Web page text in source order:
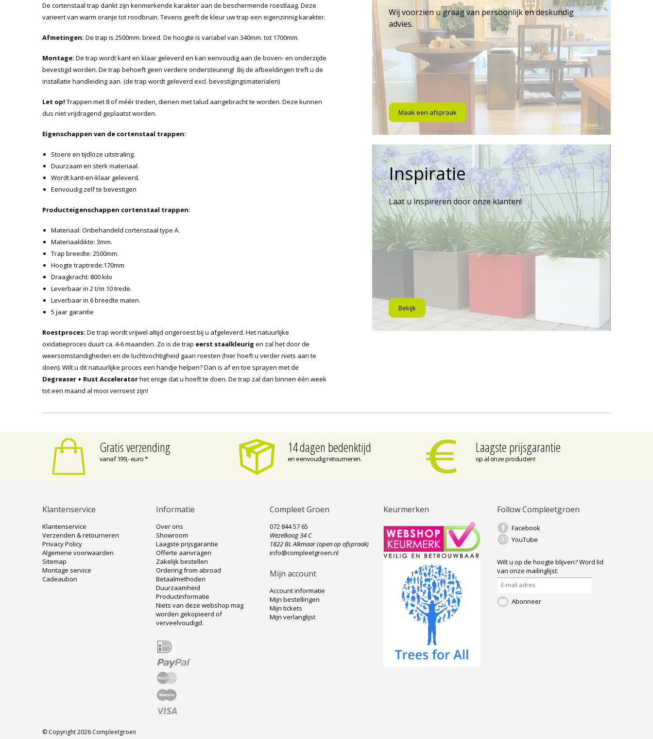
De cortenstaal trap dankt zijn kenmerkende karakter aan de beschermende roestlaag. Deze
varieert van warm oranje tot roodbruin. Tevens geeft de kleur uw trap een eigenzinnig karakter.
Afmetingen: De trap is 2500mm. breed. De hoogte is variabel van 340mm. tot 1700mm.
Montage: De trap wordt kant en klaar geleverd en kan eenvoudig aan de boven- en onderzijde
bevestigd worden. De trap behoeft geen verdere ondersteuning! Bij de afbeeldingen treft u de
installatie handleiding aan. (de trap wordt geleverd excl. bevestigingsmaterialen)
Let op! Trappen met 8 of méér treden, dienen met talud aangebracht te worden. Deze kunnen
dus niet vrijdragend geplaatst worden.
Eigenschappen van de cortenstaal trappen:
Stoere en tijdloze uitstraling.
Duurzaam en sterk materiaal.
Wordt kant-en-klaar geleverd.
Eenvoudig zelf te bevestigen
Producteigenschappen cortenstaal trappen:
Materiaal: Onbehandeld cortenstaal type A.
Materiaaldikte: 3mm.
Trap breedte: 2500mm.
Hoogte traptrede:170mm
Draagkracht: 800 kilo
Leverbaar in 2 t/m 10 trede.
Leverbaar in 6 breedte maten.
5 jaar garantie
Roestproces: De trap wordt vrijwel altijd ongeroest bij u afgeleverd. Het natuurlijke
oxidatieproces duurt ca. 4-6 maanden. Zo is de trap eerst staalkleurig en zal het door de
weersomstandigheden en de luchtvochtigheid gaan roesten (hier hoeft u verder niets aan te
doen). Wilt u dit natuurlijke proces een handje helpen? Dan is af en toe sprayen met de
Degreaser + Rust Acceleratorhet enige dat u hoeft te doen. De trap zal dan binnen één week
tot een maand al mooi verroest zijn!
Wij voorzien u graag van persoonlijk en deskundig
advies.
Maak een afspraak
Inspiratie
Laat u inspireren door onze klanten!
Bekijk
Gratis verzending
vanaf 199,- euro *
14 dagen bedenktijd
en eenvoudig retourneren.
Laagste prijsgarantie
op al onze producten!
Klantenservice
Klantenservice
Verzenden & retourneren
Privacy Policy
Algemene voorwaarden
Sitemap
Montage service
Cadeaubon
Informatie
Over ons
Showroom
Laagste prijsgarantie
Offerte aanvragen
Zakelijk bestellen
Ordering from abroad
Betaalmethoden
Duurzaamheid
Productinformatie
Niets van deze webshop mag
worden gekopieerd of
verveelvoudigd.
Compleet Groen
072 844 57 65
Wezelkoog 34 C
1822 BL Alkmaar (open op afspraak)
info@compleetgroen.nl
Mijn account
Account informatie
Mijn bestellingen
Mijn tickets
Mijn verlanglijst
Keurmerken Follow Compleetgroen
Facebook
YouTube
Wilt u op de hoogte blijven?Word lid
van onze mailinglijst:
Abonneer
© Copyright 2026 Compleetgroen